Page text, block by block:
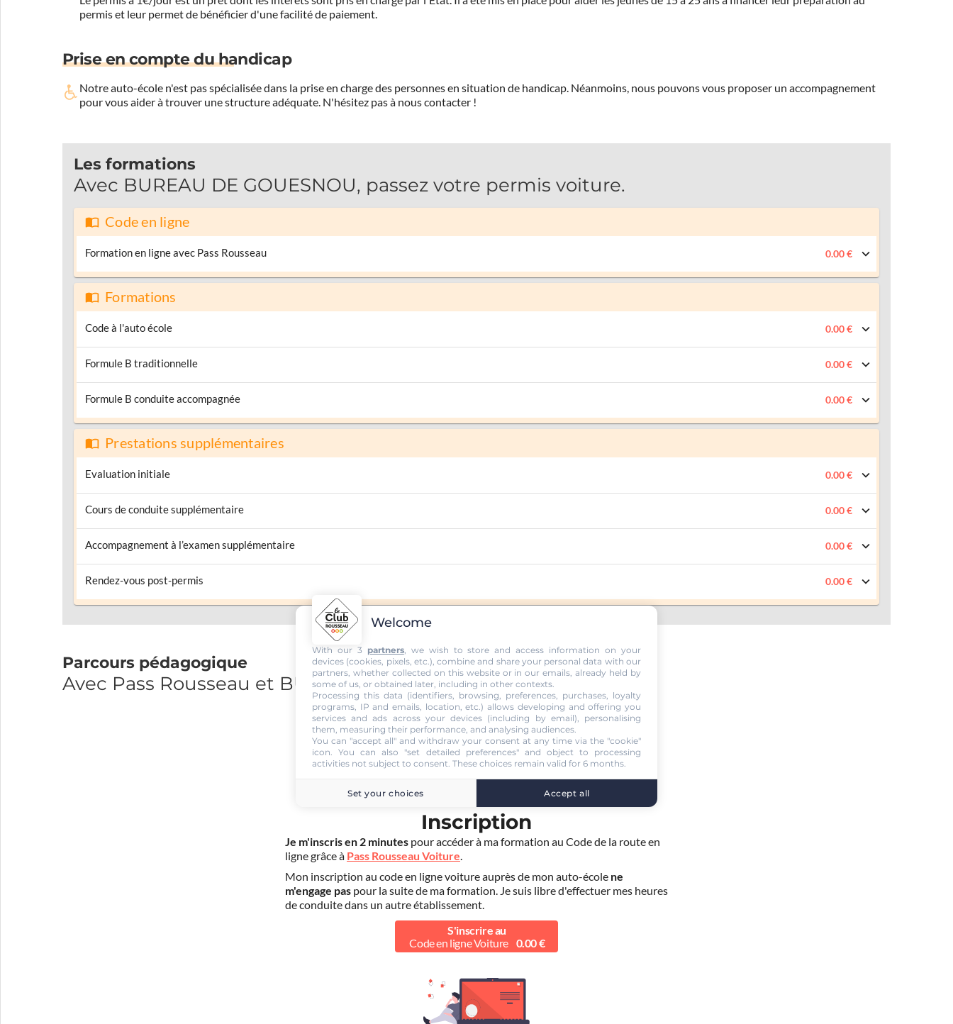
permis et leur permet de bénéficier d'une facilité de paiement.
Prise en compte du handicap
Notre auto-école n'est pas spécialisée dans la prise en charge des personnes en situation de handicap. Néanmoins, nous pouvons vous proposer un accompagnement
pour vous aider à trouver une structure adéquate. N'hésitez pas à nous contacter !
Les formations
Avec BUREAU DE GOUESNOU, passez votre permis voiture.
Code en ligne
Formation en ligne avec Pass Rousseau 0.00 €
Formations
Code à l'auto école 0.00 €
Formule B traditionnelle 0.00 €
Formule B conduite accompagnée 0.00 €
Prestations supplémentaires
Evaluation initiale 0.00 €
Cours de conduite supplémentaire 0.00 €
Accompagnement à l’examen supplémentaire 0.00 €
Rendez-vous post-permis 0.00 €
Parcours pédagogique
Avec Pass Rousseau et BUREAU DE GOUESNOU
Inscription
Je m'inscris en 2 minutes pour accéder à ma formation au Code de la route en
ligne grâce à Pass Rousseau Voiture.
Mon inscription au code en ligne voiture auprès de mon auto-école ne
m'engage pas pour la suite de ma formation. Je suis libre d'effectuer mes heures
de conduite dans un autre établissement.
S'inscrire au
Code en ligne Voiture
0.00 €
Welcome
With our 3 partners, we wish to store and access information on your
devices (cookies, pixels, etc.), combine and share your personal data with our
partners, whether collected on this website or in our emails, already held by
some of us, or obtained later, including in other contexts.
Processing this data (identifiers, browsing, preferences, purchases, loyalty
programs, IP and emails, location, etc.) allows developing and offering you
services and ads across your devices (including by email), personalising
them, measuring their performance, and analysing audiences.
You can "accept all" and withdraw your consent at any time via the "cookie"
icon. You can also "set detailed preferences" and object to processing
activities not subject to consent. These choices remain valid for 6 months.
Set your choices Accept all